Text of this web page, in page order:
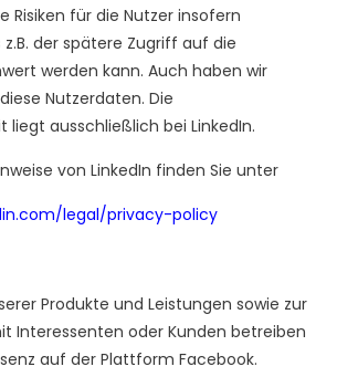
Risiken für die Nutzer insofern
der spätere Zugriff auf die
werden kann. Auch haben wir
Nutzerdaten. Die
liegt ausschließlich bei LinkedIn.
von LinkedIn finden Sie unter
legal/privacy-policy
Produkte und Leistungen sowie zur
Interessenten oder Kunden betreiben
auf der Plattform Facebook.